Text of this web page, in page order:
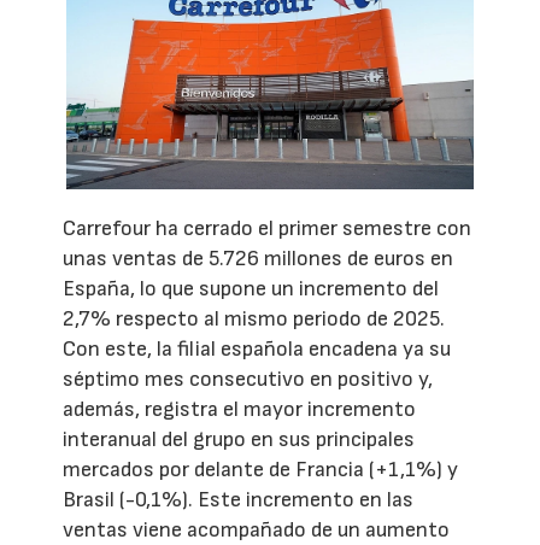
Carrefour ha cerrado el primer semestre con
unas ventas de 5.726 millones de euros en
España, lo que supone un incremento del
2,7% respecto al mismo periodo de 2025.
Con este, la filial española encadena ya su
séptimo mes consecutivo en positivo y,
además, registra el mayor incremento
interanual del grupo en sus principales
mercados por delante de Francia (+1,1%) y
Brasil (-0,1%). Este incremento en las
ventas viene acompañado de un aumento